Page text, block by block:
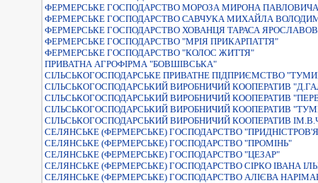
ФЕРМЕРСЬКЕ ГОСПОДАРСТВО МОРОЗА МИРОНА ПАВЛОВИЧА
ФЕРМЕРСЬКЕ ГОСПОДАРСТВО САВЧУКА МИХАЙЛА
ФЕРМЕРСЬКЕ ГОСПОДАРСТВО ХОВАНЦЯ ТАРАСА
ФЕРМЕРСЬКЕ ГОСПОДАРСТВО "МРIЯ ПРИКАРПАТТЯ"
ФЕРМЕРСЬКЕ ГОСПОДАРСТВО "КОЛОС ЖИТТЯ"
ПРИВАТНА АГРОФІРМА "БОВШІВСЬКА"
СIЛЬСЬКОГОСПОДАРСЬКЕ ПРИВАТНЕ ПIДПРИЄМСТВО
СIЛЬСЬКОГОСПОДАРСЬКИЙ ВИРОБНИЧИЙ КООПЕРАТИВ
СIЛЬСЬКОГОСПОДАРСЬКИЙ ВИРОБНИЧИЙ КООПЕРАТИВ
СIЛЬСЬКОГОСПОДАРСЬКИЙ ВИРОБНИЧИЙ КООПЕРАТИВ
СІЛЬСЬКОГОСПОДАРСЬКИЙ ВИРОБНИЧИЙ КООПЕРАТИВ
СЕЛЯНСЬКЕ (ФЕРМЕРСЬКЕ) ГОСПОДАРСТВО
СЕЛЯНСЬКЕ (ФЕРМЕРСЬКЕ) ГОСПОДАРСТВО "ПРОМIНЬ"
СЕЛЯНСЬКЕ (ФЕРМЕРСЬКЕ) ГОСПОДАРСТВО "ЦЕЗАР"
СЕЛЯНСЬКЕ (ФЕРМЕРСЬКЕ) ГОСПОДАРСТВО CІРКО ІВАНА
СЕЛЯНСЬКЕ (ФЕРМЕРСЬКЕ) ГОСПОДАРСТВО АЛIЄВА